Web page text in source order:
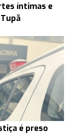
íntimas e
é preso